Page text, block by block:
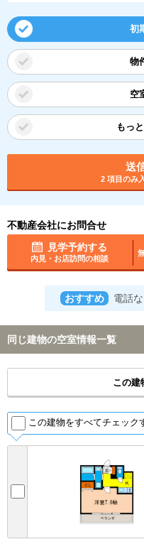
初
物
空
もっ
送
2 項目のみ
不動産会社にお問合せ
見学予約する
内見・お店訪問の相談
おすすめ 電話
同じ建物の空室情報一覧
この建
この建物をすべてチェック